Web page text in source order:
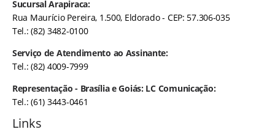
Sucursal Arapiraca:
Rua Maurício Pereira, 1.500, Eldorado - CEP: 57.306-035
Tel.: (82) 3482-0100
Serviço de Atendimento ao Assinante:
Tel.: (82) 4009-7999
Representação - Brasília e Goiás: LC Comunicação:
Tel.: (61) 3443-0461
Links